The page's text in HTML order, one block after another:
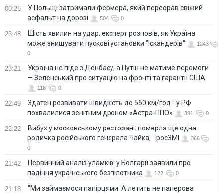
00:26
У Польщі затримали фермера, який переорав свіжий
асфальт на дорозі
504 0
23:48
Шість хвилин на удар: експерт розповів, як Україна
може знищувати пускові установки "Іскандерів"
1243
0
23:21
Україна не піде з Донбасу, а Путін не матиме перемоги
— Зеленський про ситуацію на фронті та гарантії США
118 0
22:49
Здатен розвивати швидкість до 560 км/год - у РФ
похвалилися зенітним дроном «Астра-ППО»
391 0
22:22
Вибух у московському ресторані: померла ще одна
родичка російського генерала Чайка, - росЗМІ
366
0
21:42
Первинний аналіз уламків: у Болгарії заявили про
падіння українського безпілотника
122 0
21:18
"Ми займаємося папірцями. А летить не паперова